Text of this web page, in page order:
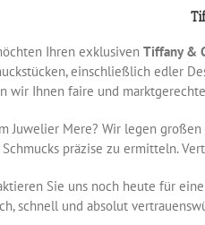
Ihren exklusiven Tiffany &
einschließlich edler
wir Ihnen faire und
Juwelier Mere? Wir legen
präzise zu ermitteln.
Sie uns noch heute für
schnell und absolut